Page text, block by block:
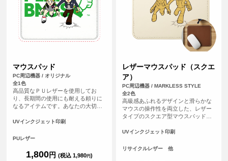
マウスパッド
PC周辺機器 / オリジナル
全1色
高品質なＰＵレザーを使用してお
り、長期間の使用にも耐える頼りに
なるアイテムです。あなたの大切な
することで、パソコン周りが一気に
UVインクジェット印刷
PUレザー
1,800円 (税込 1,980円)
レザーマウスパッド（スクエ
ア）
PC周辺機器 / MARKLESS STYLE
全2色
高級感あふれるデザインと滑らかな
マウスの操作性を両立した、レザー
タイプのスクエア型マウスパッドで
革くずを繊維状に加工し、樹脂と混
ルレザー素材を使用しています。
UVインクジェット印刷
リサイクルレザー 他